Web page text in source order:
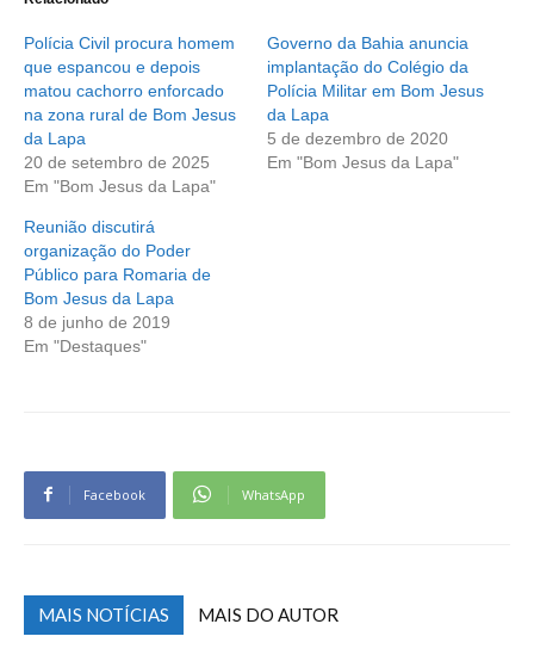
Polícia Civil procura homem
que espancou e depois
matou cachorro enforcado
na zona rural de Bom Jesus
da Lapa
20 de setembro de 2025
Em "Bom Jesus da Lapa"
Governo da Bahia anuncia
implantação do Colégio da
Polícia Militar em Bom Jesus
da Lapa
5 de dezembro de 2020
Em "Bom Jesus da Lapa"
Reunião discutirá
organização do Poder
Público para Romaria de
Bom Jesus da Lapa
8 de junho de 2019
Em "Destaques"
Facebook WhatsApp
MAIS NOTÍCIAS MAIS DO AUTOR